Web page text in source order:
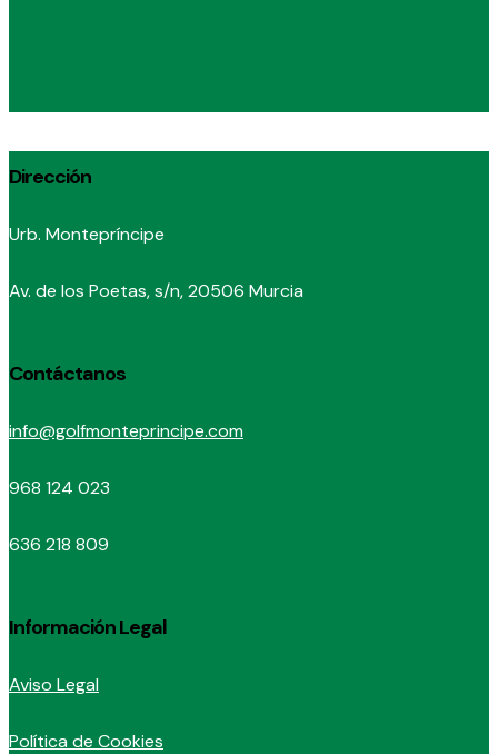
Dirección
Urb. Montepríncipe
Av. de los Poetas, s/n, 20506 Murcia
Contáctanos
info@golfmonteprincipe.com
968 124 023
636 218 809
Información Legal
Aviso Legal
Política de Cookies